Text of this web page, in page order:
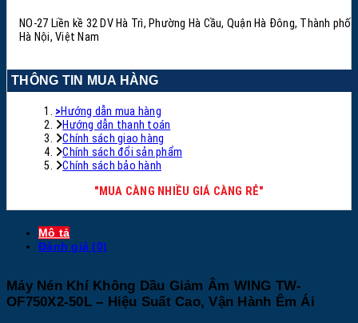
NO-27 Liền kề 32 DV Hà Trì, Phường Hà Cầu, Quận Hà Đông, Thành phố
Hà Nội, Việt Nam
THÔNG TIN MUA HÀNG
>Hướng dẫn mua hàng
Hướng dẫn thanh toán
Chính sách giao hàng
Chính sách đổi sản phẩm
Chính sách bảo hành
"MUA CÀNG NHIỀU GIÁ CÀNG RẺ"
Mô tả
Đánh giá (0)
Máy Nén Khí Không Dầu Giảm Âm WING TW-
OF750X2-50L – Hiệu Suất Cao, Vận Hành Êm Ái